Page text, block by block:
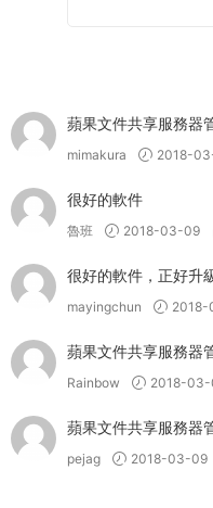
蘋果文件共享服務器
mimakura 2018-
很好的軟件
魯班 2018-03-09
很好的軟件，正好升
mayingchun
蘋果文件共享服務器
Rainbow 2018-
蘋果文件共享服務器
pejag 2018-03-09